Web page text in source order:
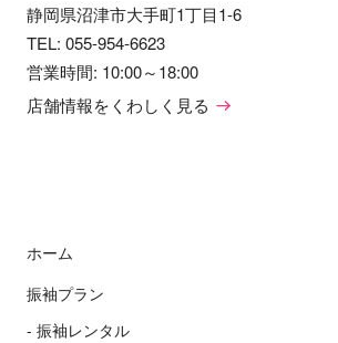
静岡県沼津市大手町1丁目1-6
TEL: 055-954-6623
営業時間: 10:00～18:00
店舗情報をくわしく見る
ホーム
振袖プラン
振袖レンタル